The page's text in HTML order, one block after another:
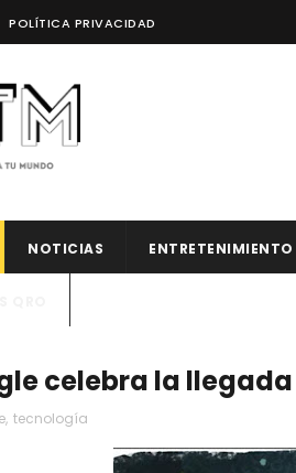
POLÍTICA PRIVACIDAD
NOTICIAS ENTRETENIMIENTO
celebra la
, tecnología